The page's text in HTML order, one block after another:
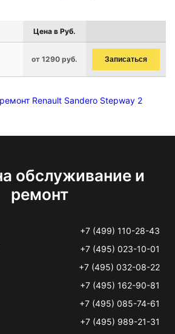
Цена в Руб.
от 1290 руб. Записаться
Renault Sandero Stepway 2
обслуживание и
ремонт
+7 (499) 110-28-43
+7 (495) 023-10-01
+7 (495) 032-08-22
+7 (495) 162-90-81
+7 (495) 085-74-61
+7 (495) 989-21-31